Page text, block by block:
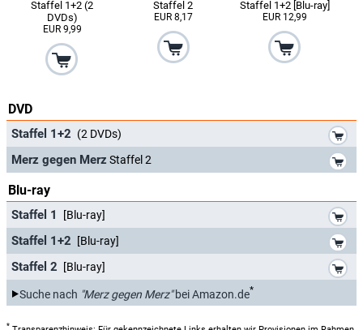
Staffel 1+2 (2
DVDs)
EUR 9,99
Staffel 2
EUR 8,17
Staffel 1+2 [Blu-ray]
EUR 12,99
DVD
Staffel 1+2 (2 DVDs)
Merz gegen Merz Staffel 2
Blu-ray
Staffel 1 [Blu-ray]
Staffel 1+2 [Blu-ray]
Staffel 2 [Blu-ray]
Suche nach "Merz gegen Merz"bei Amazon.de*
*